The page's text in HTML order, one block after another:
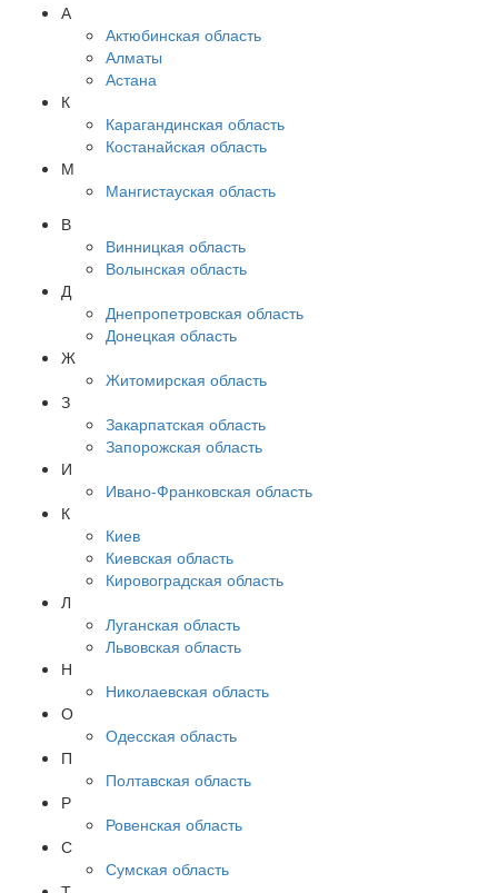
А
Актюбинская область
Алматы
Астана
К
Карагандинская область
Костанайская область
М
Мангистауская область
В
Винницкая область
Волынская область
Д
Днепропетровская область
Донецкая область
Ж
Житомирская область
З
Закарпатская область
Запорожская область
И
Ивано-Франковская область
К
Киев
Киевская область
Кировоградская область
Л
Луганская область
Львовская область
Н
Николаевская область
О
Одесская область
П
Полтавская область
Р
Ровенская область
С
Сумская область